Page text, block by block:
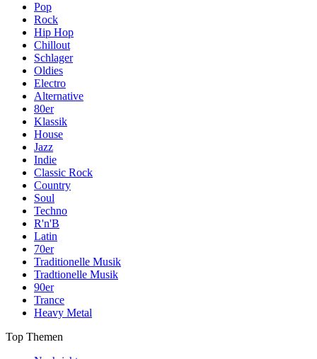
Pop
Rock
Hip Hop
Chillout
Schlager
Oldies
Electro
Alternative
80er
Klassik
House
Jazz
Indie
Classic Rock
Country
Soul
Techno
R'n'B
Latin
70er
Traditionelle Musik
Tradtionelle Musik
90er
Trance
Heavy Metal
Top Themen